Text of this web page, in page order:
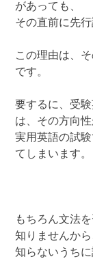
があっても、
その直前に先
この理由は、
です。
要するに、受
は、その方向性
実用英語の試
てしまいます。
もちろん文法
知りませんから
知らないうち